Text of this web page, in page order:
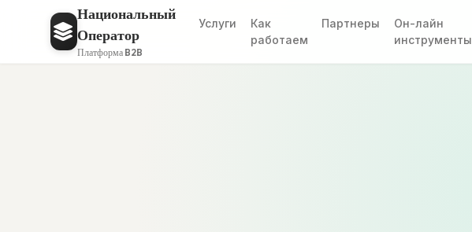
Национальный
Оператор
Платформа B2B
Услуги
Как
работаем
Партнеры
Он-лайн
инструменты